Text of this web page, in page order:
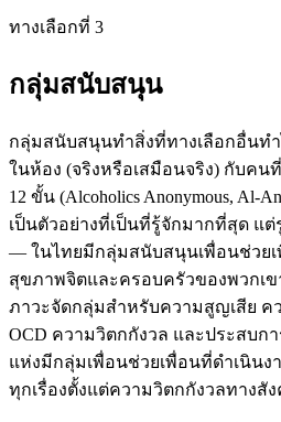
ทางเลือกที่ 3
กลุ่มสนับสนุน
กลุ่มสนับสนุนทำสิ่งที่ทางเลือกอื่นท
ในห้อง (จริงหรือเสมือนจริง) กับคน
12 ขั้น (Alcoholics Anonymous, Al-
เป็นตัวอย่างที่เป็นที่รู้จักมากที่สุด แ
— ในไทยมีกลุ่มสนับสนุนเพื่อนช่วย
สุขภาพจิตและครอบครัวของพวกเข
ภาวะจัดกลุ่มสำหรับความสูญเสีย ค
OCD ความวิตกกังวล และประสบ
แห่งมีกลุ่มเพื่อนช่วยเพื่อนที่ดำเนิน
ทุกเรื่องตั้งแต่ความวิตกกังวลทางสั